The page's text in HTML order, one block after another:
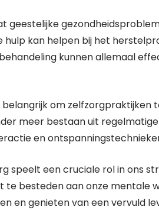
geestelijke
kan helpen bij het
kunnen allemaal
om zelfzorgpraktijken
meer bestaan uit
en
speelt een cruciale rol in ons
te besteden aan onze mentale
en genieten van een vervuld